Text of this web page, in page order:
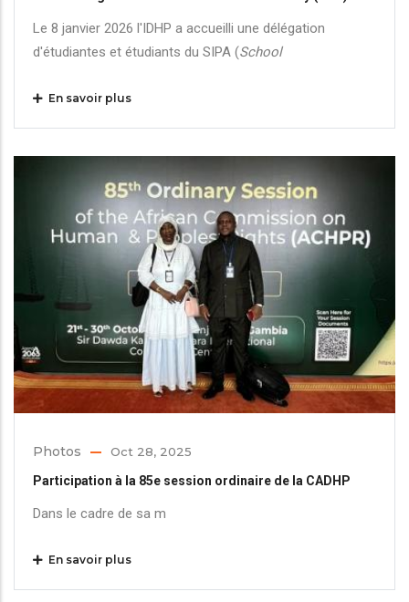
Le 8 janvier 2026 l'IDHP a accueilli une délégation
d'étudiantes et étudiants du SIPA (School
En savoir plus
Photos
Oct 28, 2025
Participation à la 85e session ordinaire de la CADHP
Dans le cadre de sa m
En savoir plus